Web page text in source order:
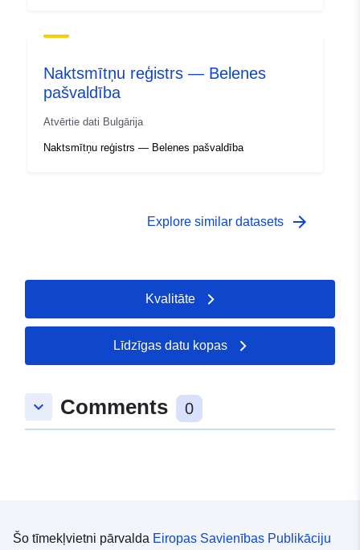
Naktsmītņu reģistrs — Belenes
pašvaldība
Atvērtie dati Bulgārija
Naktsmītņu reģistrs — Belenes pašvaldība
Explore similar datasets arrow_forward
Kvalitāte
Līdzīgas datu kopas
keyboard_arrow_down Comments 0
Šo tīmekļvietni pārvalda Eiropas Savienības Publikāciju